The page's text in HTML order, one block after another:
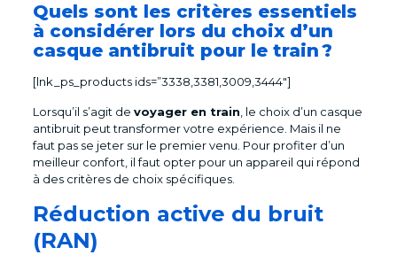
Quels sont les critères essentiels
à considérer lors du choix d’un
casque antibruit pour le train ?
[lnk_ps_products ids=”3338,3381,3009,3444″]
Lorsqu’il s’agit de voyager en train , le choix d’un casque
antibruit peut transformer votre expérience. Mais il ne
faut pas se jeter sur le premier venu. Pour profiter d’un
meilleur confort, il faut opter pour un appareil qui répond
à des critères de choix spécifiques.
Réduction active du bruit
(RAN)